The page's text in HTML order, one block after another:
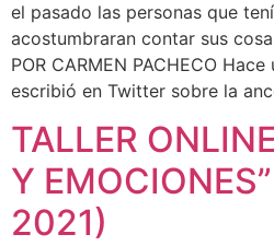
el pasado las personas que
acostumbraran contar sus
POR CARMEN PACHECO
escribió en Twitter sobre la
TALLER
Y
2021)